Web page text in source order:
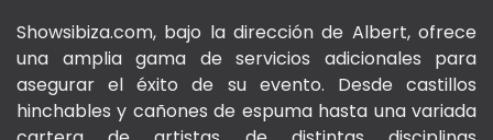
Showsibiza.com, bajo la dirección de Albert, ofrece
una amplia gama de servicios adicionales para
asegurar el éxito de su evento. Desde castillos
hinchables y cañones de espuma hasta una variada